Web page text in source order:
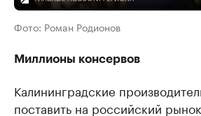
Фото: Роман Родионов
Миллионы консервов
Калининградские
поставить на российский